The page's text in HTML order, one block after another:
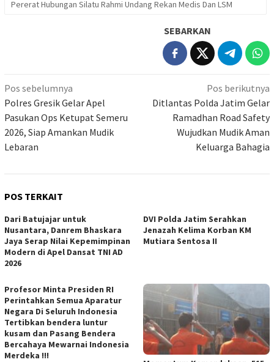
Pererat Hubungan Silatu Rahmi Undang Rekan Medis Dan LSM
SEBARKAN
Navigasi
pos
Pos sebelumnya
Polres Gresik Gelar Apel
Pasukan Ops Ketupat Semeru
2026, Siap Amankan Mudik
Lebaran
Pos berikutnya
Ditlantas Polda Jatim Gelar
Ramadhan Road Safety
Wujudkan Mudik Aman
Keluarga Bahagia
POS TERKAIT
Dari Batujajar untuk
Nusantara, Danrem Bhaskara
Jaya Serap Nilai Kepemimpinan
Modern di Apel Dansat TNI AD
2026
DVI Polda Jatim Serahkan
Jenazah Kelima Korban KM
Mutiara Sentosa II
Profesor Minta Presiden RI
Perintahkan Semua Aparatur
Negara Di Seluruh Indonesia
Tertibkan bendera luntur
kusam dan Pasang Bendera
Bercahaya Mewarnai Indonesia
Merdeka !!!